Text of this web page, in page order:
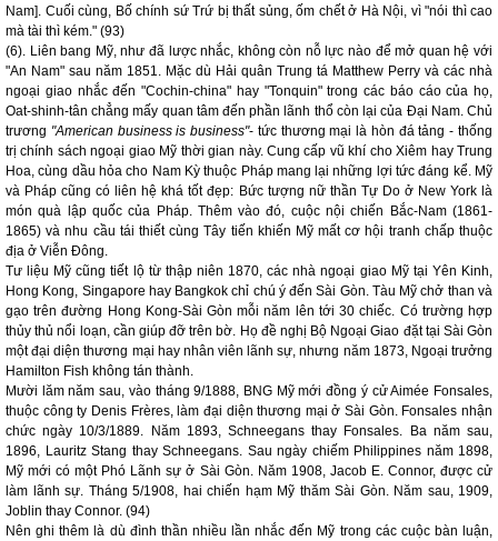
Nam]. Cuối cùng, Bố chính sứ Trứ bị thất sủng, ốm chết ở Hà Nội, vì "nói thì cao
mà tài thì kém." (93)
(6). Liên bang Mỹ, như đã lược nhắc, không còn nỗ lực nào để mở quan hệ với
"An Nam" sau năm 1851. Mặc dù Hải quân Trung tá Matthew Perry và các nhà
ngoại giao nhắc đến "Cochin-china" hay "Tonquin" trong các báo cáo của họ,
Oat-shinh-tân chẳng mấy quan tâm đến phần lãnh thổ còn lại của Đại Nam. Chủ
trương "American business is business"- tức thương mại là hòn đá tảng - thống
trị chính sách ngoại giao Mỹ thời gian này. Cung cấp vũ khí cho Xiêm hay Trung
Hoa, cùng dầu hỏa cho Nam Kỳ thuộc Pháp mang lại những lợi tức đáng kể. Mỹ
và Pháp cũng có liên hệ khá tốt đẹp: Bức tượng nữ thần Tự Do ở New York là
món quà lập quốc của Pháp. Thêm vào đó, cuộc nội chiến Bắc-Nam (1861-
1865) và nhu cầu tái thiết cùng Tây tiến khiến Mỹ mất cơ hội tranh chấp thuộc
địa ở Viễn Đông.
Tư liệu Mỹ cũng tiết lộ từ thập niên 1870, các nhà ngoại giao Mỹ tại Yên Kinh,
Hong Kong, Singapore hay Bangkok chỉ chú ý đến Sài Gòn. Tàu Mỹ chở than và
gạo trên đường Hong Kong-Sài Gòn mỗi năm lên tới 30 chiếc. Có trường hợp
thủy thủ nổi loạn, cần giúp đỡ trên bờ. Họ đề nghị Bộ Ngoại Giao đặt tại Sài Gòn
một đại diện thương mại hay nhân viên lãnh sự, nhưng năm 1873, Ngoại trưởng
Hamilton Fish không tán thành.
Mười lăm năm sau, vào tháng 9/1888, BNG Mỹ mới đồng ý cử Aimée Fonsales,
thuộc công ty Denis Frères, làm đại diện thương mại ở Sài Gòn. Fonsales nhận
chức ngày 10/3/1889. Năm 1893, Schneegans thay Fonsales. Ba năm sau,
1896, Lauritz Stang thay Schneegans. Sau ngày chiếm Philippines năm 1898,
Mỹ mới có một Phó Lãnh sự ở Sài Gòn. Năm 1908, Jacob E. Connor, được cử
làm lãnh sự. Tháng 5/1908, hai chiến hạm Mỹ thăm Sài Gòn. Năm sau, 1909,
Joblin thay Connor. (94)
Nên ghi thêm là dù đình thần nhiều lần nhắc đến Mỹ trong các cuộc bàn luận,